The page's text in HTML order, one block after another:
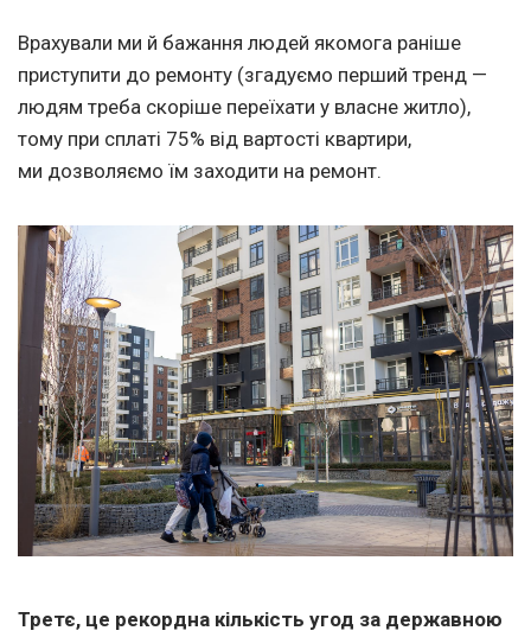
Врахували ми й бажання людей якомога раніше
приступити до ремонту (згадуємо перший тренд —
людям треба скоріше переїхати у власне житло),
тому при сплаті 75% від вартості квартири,
ми дозволяємо їм заходити на ремонт.
Третє, це рекордна кількість угод за державною